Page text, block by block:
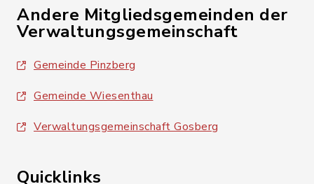
Andere Mitgliedsgemeinden der
Verwaltungsgemeinschaft
Gemeinde Pinzberg
Gemeinde Wiesenthau
Verwaltungsgemeinschaft Gosberg
Quicklinks